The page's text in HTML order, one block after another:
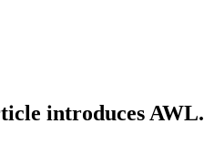
introduces AWL.